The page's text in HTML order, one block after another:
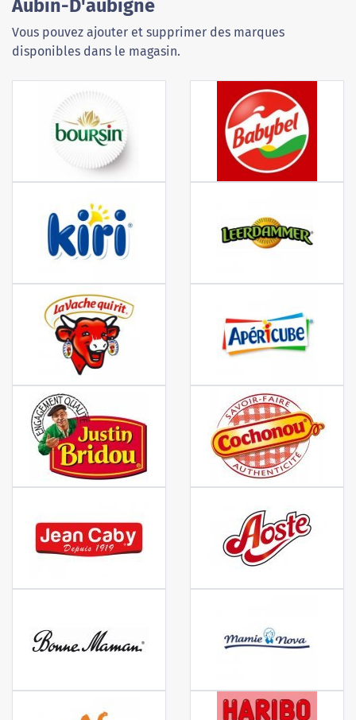
Aubin-D'aubigné
Vous pouvez ajouter et supprimer des marques
disponibles dans le magasin.